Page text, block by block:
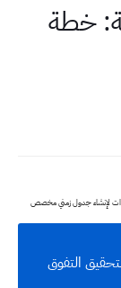
خطة
لإنشاء جدول زمني مخصص
التفوق